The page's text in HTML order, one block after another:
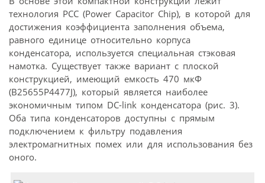
технология PCC (Power Capacitor Chip), в которой для
достижения коэффициента заполнения объема,
равного единице относительно корпуса
конденсатора, используется специальная стэковая
намотка. Существует также вариант с плоской
конструкцией, имеющий емкость 470 мкФ
(B25655P4477J), который является наиболее
экономичным типом DC-link конденсатора (рис. 3).
Оба типа конденсаторов доступны с прямым
подключением к фильтру подавления
электромагнитных помех или для использования без
оного.